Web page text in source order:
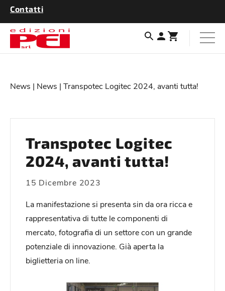
Contatti
News | News | Transpotec Logitec 2024, avanti tutta!
Transpotec Logitec
2024, avanti tutta!
15 Dicembre 2023
La manifestazione si presenta sin da ora ricca e
rappresentativa di tutte le componenti di
mercato, fotografia di un settore con un grande
potenziale di innovazione. Già aperta la
biglietteria on line.